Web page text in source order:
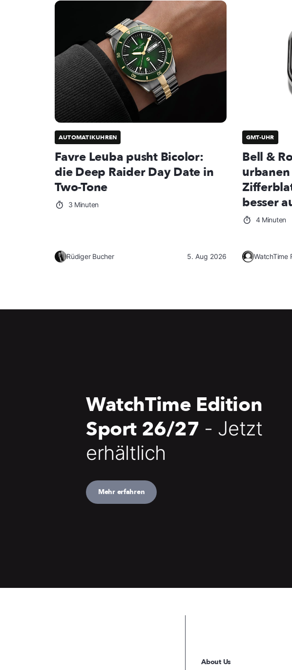
AUTOMATIKUHREN
Favre Leuba pusht Bicolor:
die Deep Raider Day Date in
Two-Tone
3 Minuten
Rüdiger Bucher 5. Aug 2026
GMT-UHR
Bell &
urbanen
besser
4 Minuten
WatchTime
WatchTime Edition
Sport 26/27 - Jetzt
erhältlich
Mehr erfahren
About Us